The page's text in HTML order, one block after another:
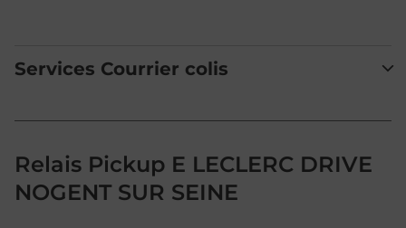
Services Courrier colis
Relais Pickup E LECLERC DRIVE
NOGENT SUR SEINE